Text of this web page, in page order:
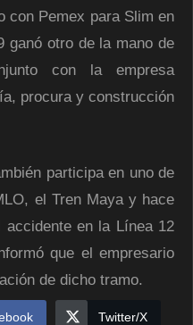
con Pemex para Slim en
ganó otro de la mano de
con la empresa
procura y construcción
participa en uno de
el Tren Maya y hace
accidente en la Línea 12
que el empresario
de dicho tramo.
Twitter/X